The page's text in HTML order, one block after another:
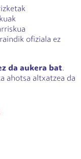
ofiziala ez
da aukera bat.
ahotsa altxatzea da